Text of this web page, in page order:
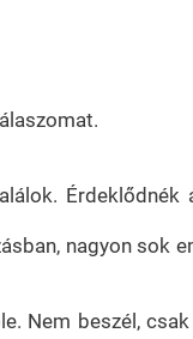
nagyon sok
Nem beszél,